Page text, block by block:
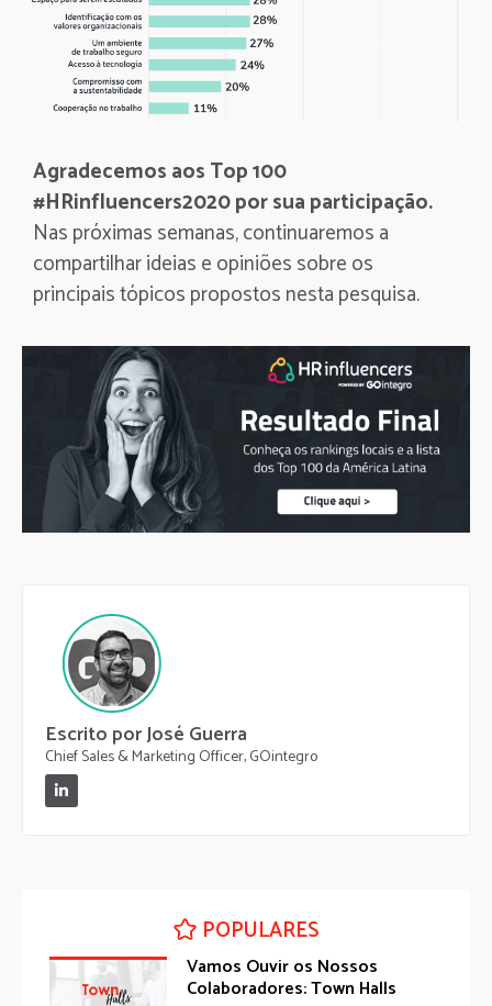
Agradecemos aos Top 100
#HRinfluencers2020 por sua participação.
Nas próximas semanas, continuaremos a
compartilhar ideias e opiniões sobre os
principais tópicos propostos nesta pesquisa.
Escrito por José Guerra
Chief Sales & Marketing Officer, GOintegro
POPULARES
Vamos Ouvir os Nossos
Colaboradores: Town Halls